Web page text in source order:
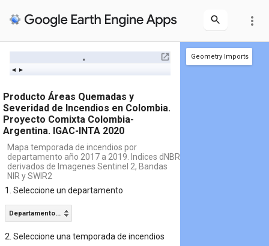
more_vert
,
Producto Áreas Quemadas y
Severidad de Incendios en Colombia.
Proyecto Comixta Colombia-
Argentina. IGAC-INTA 2020
Mapa temporada de incendios por
departamento año 2017 a 2019. Indices dNBR
derivados de Imagenes Sentinel 2, Bandas
NIR y SWIR2
1. Seleccione un departamento
Departamento...
2. Seleccione una temporada de incendios
Geometry Imports